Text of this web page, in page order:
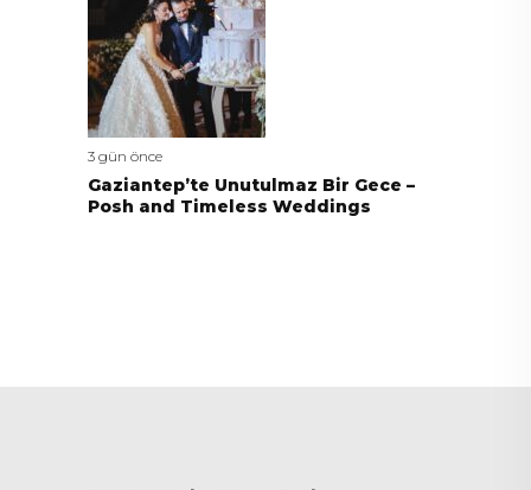
3 gün önce
Gaziantep’te Unutulmaz Bir Gece –
Posh and Timeless Weddings